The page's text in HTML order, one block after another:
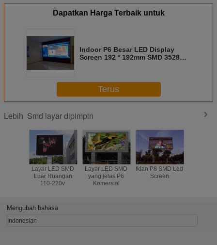
Dapatkan Harga Terbaik untuk
Indoor P6 Besar LED Display
Screen 192 * 192mm SMD 3528
Terus
Lebih Smd layar dipimpin
Layar LED SMD
Luar Ruangan
110-220v
Layar LED SMD
yang jelas P6
Komersial
Iklan P8 SMD Led
Screen
Mengubah bahasa
Indonesian